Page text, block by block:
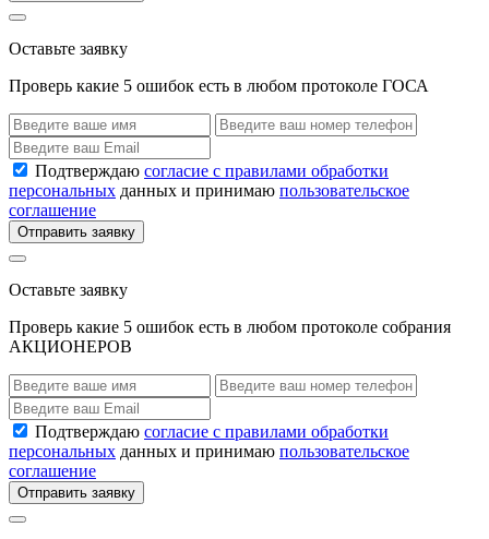
Оставьте заявку
Проверь какие 5 ошибок есть в любом протоколе ГОСА
Подтверждаю согласие с правилами обработки
персональных данных и принимаю пользовательское
соглашение
Отправить заявку
Оставьте заявку
Проверь какие 5 ошибок есть в любом протоколе собрания
АКЦИОНЕРОВ
Подтверждаю согласие с правилами обработки
персональных данных и принимаю пользовательское
соглашение
Отправить заявку